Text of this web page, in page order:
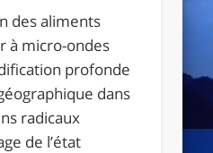
des aliments
à micro-ondes
profonde
dans
radicaux
de l’état